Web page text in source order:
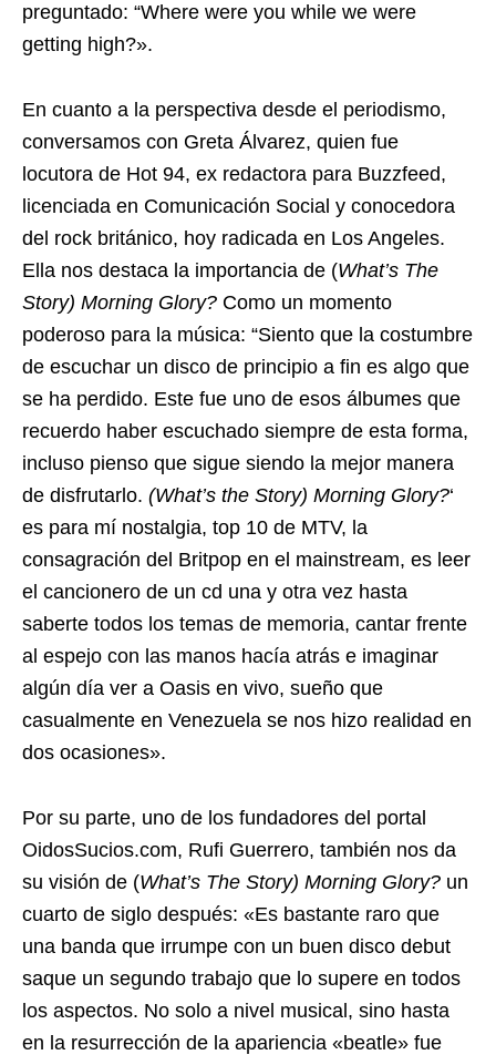
preguntado: “Where were you while we were
getting high?».
En cuanto a la perspectiva desde el periodismo,
conversamos con Greta Álvarez, quien fue
locutora de Hot 94, ex redactora para Buzzfeed,
licenciada en Comunicación Social y conocedora
del rock británico, hoy radicada en Los Angeles.
Ella nos destaca la importancia de (What’s The
Story) Morning Glory? Como un momento
poderoso para la música: “Siento que la costumbre
de escuchar un disco de principio a fin es algo que
se ha perdido. Este fue uno de esos álbumes que
recuerdo haber escuchado siempre de esta forma,
incluso pienso que sigue siendo la mejor manera
de disfrutarlo. (What’s the Story) Morning Glory?‘
es para mí nostalgia, top 10 de MTV, la
consagración del Britpop en el mainstream, es leer
el cancionero de un cd una y otra vez hasta
saberte todos los temas de memoria, cantar frente
al espejo con las manos hacía atrás e imaginar
algún día ver a Oasis en vivo, sueño que
casualmente en Venezuela se nos hizo realidad en
dos ocasiones».
Por su parte, uno de los fundadores del portal
OidosSucios.com, Rufi Guerrero, también nos da
su visión de (What’s The Story) Morning Glory? un
cuarto de siglo después: «Es bastante raro que
una banda que irrumpe con un buen disco debut
saque un segundo trabajo que lo supere en todos
los aspectos. No solo a nivel musical, sino hasta
en la resurrección de la apariencia «beatle» fue